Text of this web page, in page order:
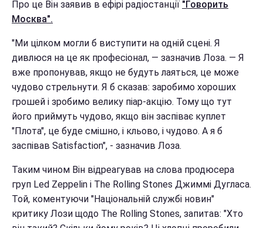
Про це Він заявив в ефірі радіостанції "Говорить
Москва".
"Ми цілком могли б виступити на одній сцені. Я
дивлюся на це як професіонал, — зазначив Лоза. — Я
вже пропонував, якщо не будуть лаяться, це може
чудово стрельнути. Я б сказав: заробимо хороших
грошей і зробимо велику піар-акцію. Тому що тут
його приймуть чудово, якщо він заспіває куплет
"Плота", це буде смішно, і кльово, і чудово. А я б
заспівав Satisfaction", - зазначив Лоза.
Таким чином Він відреагував на слова продюсера
груп Led Zeppelin і The Rolling Stones Джиммі Дугласа.
Той, коментуючи "Національній службі новин"
критику Лози щодо The Rolling Stones, запитав: "Хто